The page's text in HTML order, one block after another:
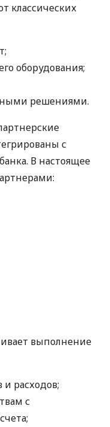
классических
оборудования;
решениями.
с
В настоящее
выполнение
расходов;
с